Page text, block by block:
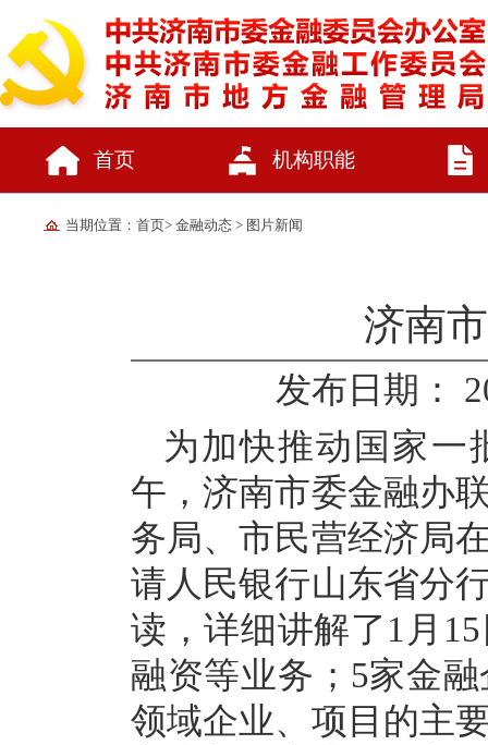
首页 机构职能
当期位置： 首页> 金融动态 > 图片新闻
济南
发布日期：
为加快推动国家一
午，济南市委金融办
务局、市民营经济局
请人民银行山东省分
读，详细讲解了1月
融资等业务；5家金
领域企业、项目的主